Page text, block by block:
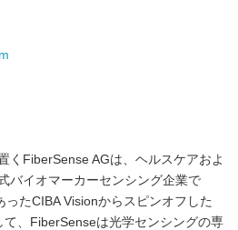
くFiberSense AGは、ヘルスケアおよ
バイオマーカーセンシング企業で
たCIBA Visionからスピンオフした
て、FiberSenseは光学センシングの専